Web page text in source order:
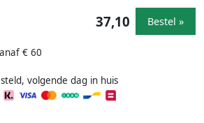
€ 60
volgende dag in huis
37,10 Bestel »